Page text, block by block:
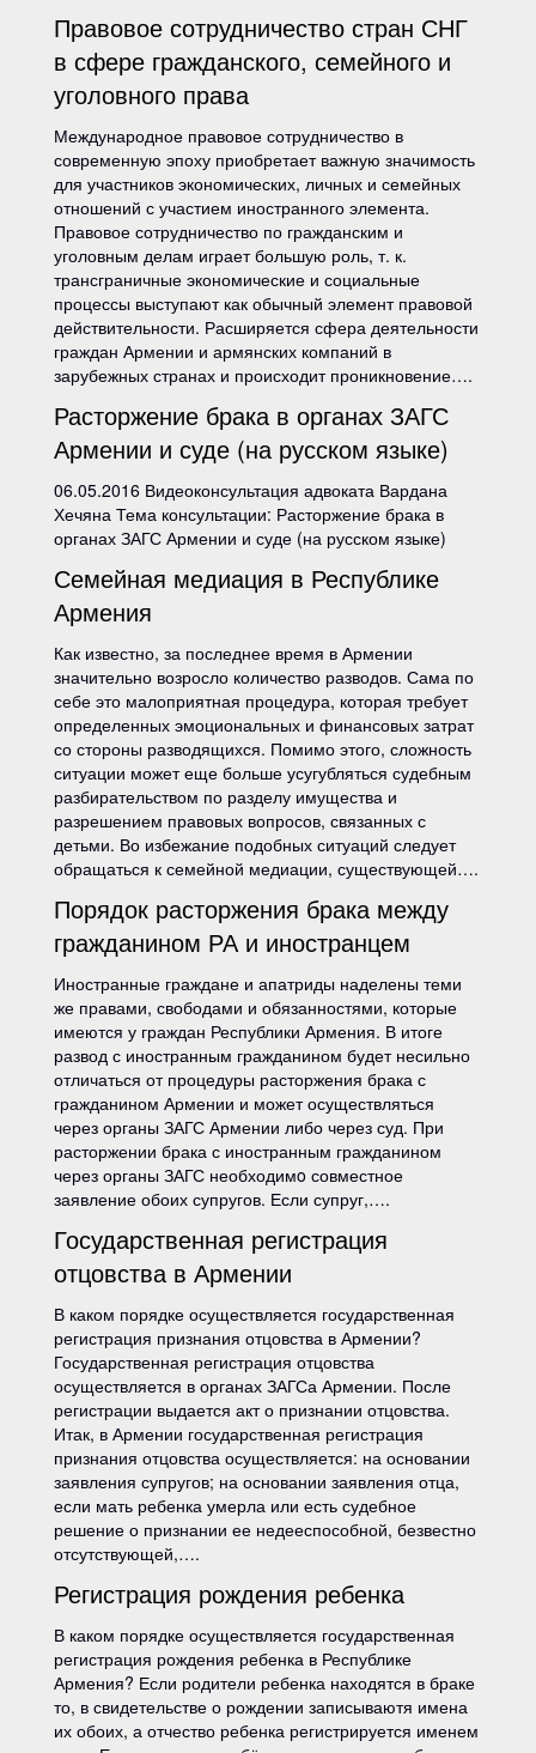
Правовое сотрудничество стран СНГ
в сфере гражданского, семейного и
уголовного права
Международное правовое сотрудничество в
современную эпоху приобретает важную значимость
для участников экономических, личных и семейных
отношений с участием иностранного элемента.
Правовое сотрудничество по гражданским и
уголовным делам играет большую роль, т. к.
трансграничные экономические и социальные
процессы выступают как обычный элемент правовой
действительности. Расширяется сфера деятельности
граждан Армении и армянских компаний в
зарубежных странах и происходит проникновение….
Расторжение брака в органах ЗАГС
Армении и суде (на русском языке)
06.05.2016 Видеоконсультация адвоката Вардана
Хечяна Тема консультации: Расторжение брака в
органах ЗАГС Армении и суде (на русском языке)
Семейная медиация в Республике
Армения
Как известно, за последнее время в Армении
значительно возросло количество разводов. Сама по
себе это малоприятная процедура, которая требует
определенных эмоциональных и финансовых затрат
со стороны разводящихся. Помимо этого, сложность
ситуации может еще больше усугубляться судебным
разбирательством по разделу имущества и
разрешением правовых вопросов, связанных с
детьми. Во избежание подобных ситуаций следует
обращаться к семейной медиации, существующей….
Порядок расторжения брака между
гражданином РА и иностранцем
Иностранные граждане и апатриды наделены теми
же правами, свободами и обязанностями, которые
имеются у граждан Республики Армения. В итоге
развод с иностранным гражданином будет несильно
отличаться от процедуры расторжения брака с
гражданином Армении и может осуществляться
через органы ЗАГС Армении либо через суд. При
расторжении брака с иностранным гражданином
через органы ЗАГС необходимo совместное
заявление обоих супругов. Если супруг,….
Государственная регистрация
отцовства в Армении
В каком порядке осуществляется государственная
регистрация признания отцовства в Армении?
Государственная регистрация отцовства
осуществляется в органах ЗАГСа Армении. После
регистрации выдается акт о признании отцовства.
Итак, в Армении государственная регистрация
признания отцовства осуществляется: на основании
заявления супругов; на основании заявления отца,
если мать ребенка умерла или есть судебное
решение о признании ее недееспособной, безвестно
отсутствующей,….
Регистрация рождения ребенка
В каком порядке осуществляется государственная
регистрация рождения ребенка в Республике
Армения? Если родители ребенка находятся в браке
то, в свидетельстве о рождении записываютя имена
их обоих, а отчество ребенка регистрируется именем